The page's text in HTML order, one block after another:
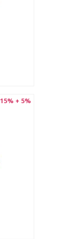
15% + 5%